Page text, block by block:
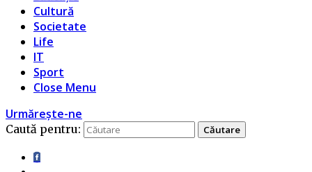
Cultură
Societate
Life
IT
Sport
Close Menu
Urmărește-ne
Caută pentru: